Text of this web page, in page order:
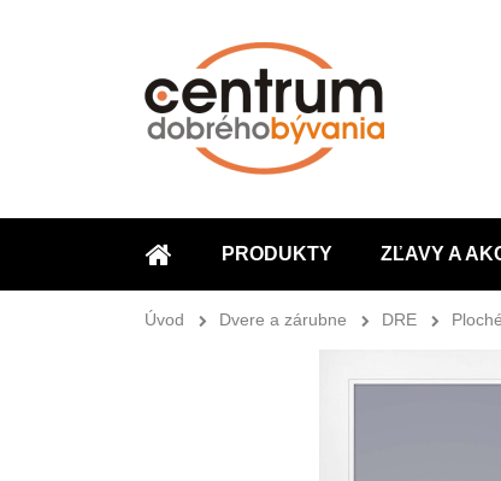
ÚVOD
PRODUKTY ZĽAVY A
Úvod Dvere a zárubne DRE